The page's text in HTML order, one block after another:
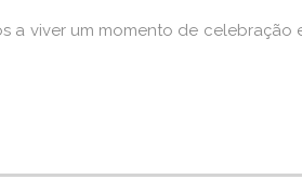
viver um momento de